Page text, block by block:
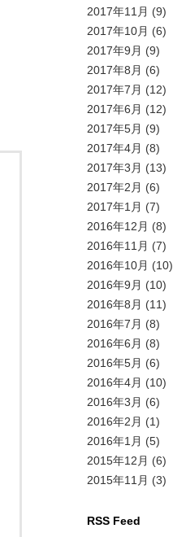
2017年11月 (9)
2017年10月 (6)
2017年9月 (9)
2017年8月 (6)
2017年7月 (12)
2017年6月 (12)
2017年5月 (9)
2017年4月 (8)
2017年3月 (13)
2017年2月 (6)
2017年1月 (7)
2016年12月 (8)
2016年11月 (7)
2016年10月 (10)
2016年9月 (10)
2016年8月 (11)
2016年7月 (8)
2016年6月 (8)
2016年5月 (6)
2016年4月 (10)
2016年3月 (6)
2016年2月 (1)
2016年1月 (5)
2015年12月 (6)
2015年11月 (3)
RSS Feed